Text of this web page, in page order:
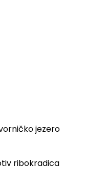
jezero